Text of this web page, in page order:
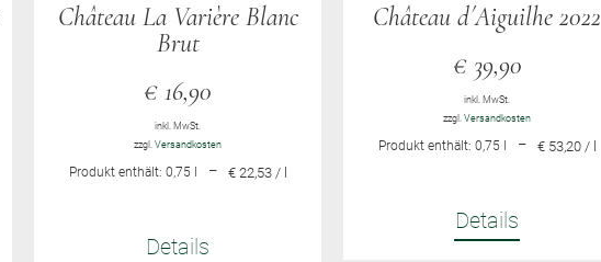
Château La Varière Blanc
Brut
€ 16,90
inkl. MwSt.
zzgl. Versandkosten
Produkt enthält: 0,75 – € 22,53 / l
Details
Château d´Aiguilhe 2022
€39,90
inkl. MwSt.
zzgl. Versandkosten
Produkt enthält: 0,75 – € 53,20 / l
Details